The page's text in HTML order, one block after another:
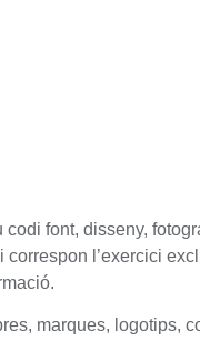
font, disseny,
l’exercici
marques, logotips,